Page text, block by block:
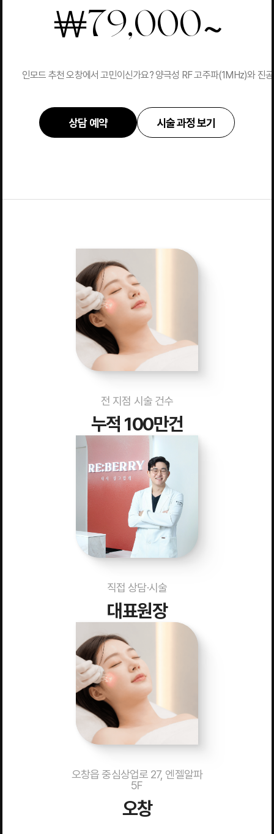
￦79,000~
인모드 추천 오창에서 고민이신가요? 양극성 RF 고주파(1MHz)와 진
상담 예약 시술 과정 보기
전 지점 시술 건수
누적 100만건
직접 상담·시술
대표원장
오창읍 중심상업로 27, 엔젤알파
5F
오창